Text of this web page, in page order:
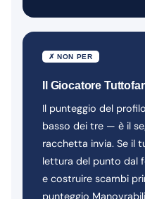
✗ NON PER
Il Giocatore
Il punteggio del
basso dei tre — è il
racchetta invia. Se il
lettura del punto dal
e costruire scambi
punteggio